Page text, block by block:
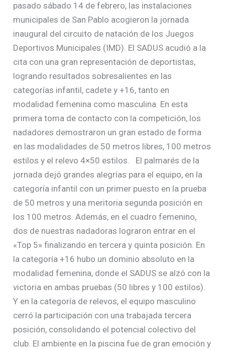
pasado sábado 14 de febrero, las instalaciones
municipales de San Pablo acogieron la jornada
inaugural del circuito de natación de los Juegos
Deportivos Municipales (IMD). El SADUS acudió a la
cita con una gran representación de deportistas,
logrando resultados sobresalientes en las
categorías infantil, cadete y +16, tanto en
modalidad femenina como masculina. En esta
primera toma de contacto con la competición, los
nadadores demostraron un gran estado de forma
en las modalidades de 50 metros libres, 100 metros
estilos y el relevo 4×50 estilos. El palmarés de la
jornada dejó grandes alegrías para el equipo, en la
categoría infantil con un primer puesto en la prueba
de 50 metros y una meritoria segunda posición en
los 100 metros. Además, en el cuadro femenino,
dos de nuestras nadadoras lograron entrar en el
«Top 5» finalizando en tercera y quinta posición. En
la categoría +16 hubo un dominio absoluto en la
modalidad femenina, donde el SADUS se alzó con la
victoria en ambas pruebas (50 libres y 100 estilos).
Y en la categoría de relevos, el equipo masculino
cerró la participación con una trabajada tercera
posición, consolidando el potencial colectivo del
club. El ambiente en la piscina fue de gran emoción y